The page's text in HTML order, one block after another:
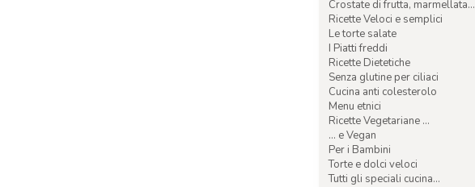
Crostate di frutta, marmellata...
Ricette Veloci e semplici
Le torte salate
I Piatti freddi
Ricette Dietetiche
Senza glutine per ciliaci
Cucina anti colesterolo
Menu etnici
Ricette Vegetariane ...
... e Vegan
Per i Bambini
Torte e dolci veloci
Tutti gli speciali cucina...